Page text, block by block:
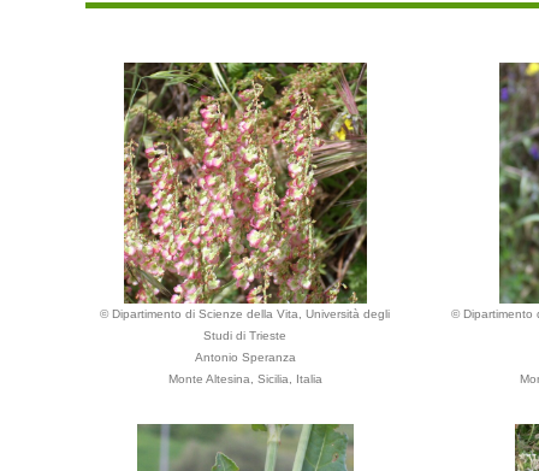
© Dipartimento di Scienze della Vita, Università degli
Studi di Trieste
Antonio Speranza
Monte Altesina, Sicilia, Italia
© Dipartimento